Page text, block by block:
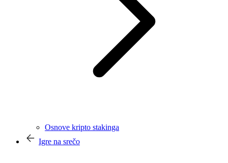
Osnove kripto stakinga
Igre na srečo